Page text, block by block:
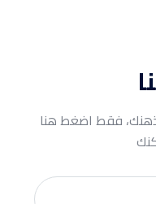
فقط اضغط هنا